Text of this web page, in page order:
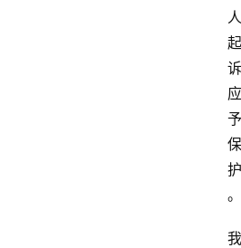
人
起
诉
应
予
保
护
。
我